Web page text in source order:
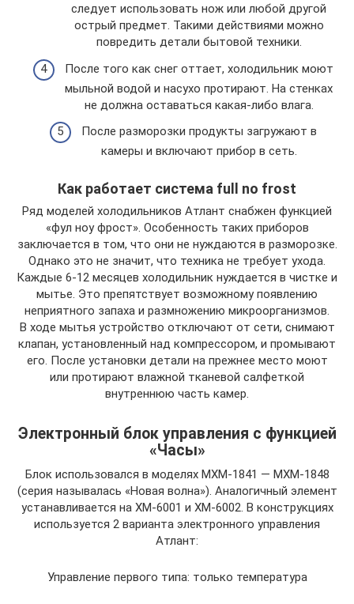
следует использовать нож или любой другой
острый предмет. Такими действиями можно
повредить детали бытовой техники.
После того как снег оттает, холодильник моют
мыльной водой и насухо протирают. На стенках
не должна оставаться какая-либо влага.
После разморозки продукты загружают в
камеры и включают прибор в сеть.
Как работает система full no frost
Ряд моделей холодильников Атлант снабжен функцией
«фул ноу фрост». Особенность таких приборов
заключается в том, что они не нуждаются в разморозке.
Однако это не значит, что техника не требует ухода.
Каждые 6-12 месяцев холодильник нуждается в чистке и
мытье. Это препятствует возможному появлению
неприятного запаха и размножению микроорганизмов.
В ходе мытья устройство отключают от сети, снимают
клапан, установленный над компрессором, и промывают
его. После установки детали на прежнее место моют
или протирают влажной тканевой салфеткой
внутреннюю часть камер.
Электронный блок управления с функцией
«Часы»
Блок использовался в моделях МХМ-1841 — МХМ-1848
(серия называлась «Новая волна»). Аналогичный элемент
устанавливается на ХМ-6001 и ХМ-6002. В конструкциях
используется 2 варианта электронного управления
Атлант:
Управление первого типа: только температура